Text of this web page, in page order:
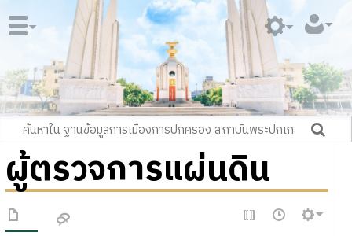
ผู้ตรวจการแผ่นดิน